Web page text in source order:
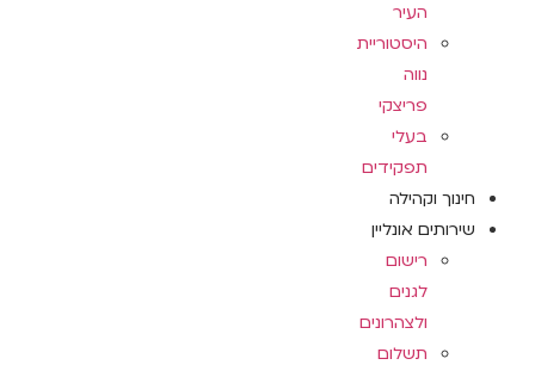
העיר
היסטוריית
נווה
פריצקי
בעלי
תפקידים
חינוך וקהילה
שירותים אונליין
רישום
לגנים
ולצהרונים
תשלום